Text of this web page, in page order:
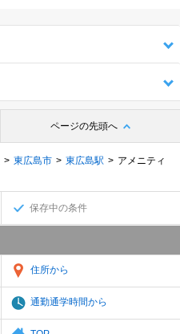
ページの先頭へ
東広島市 東広島駅
アメニティ
保存中の条件
住所から
通勤通学時間から